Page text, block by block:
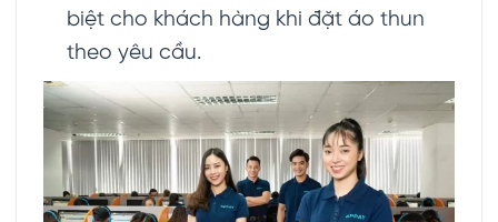
biệt cho khách hàng khi đặt áo thun
theo yêu cầu.